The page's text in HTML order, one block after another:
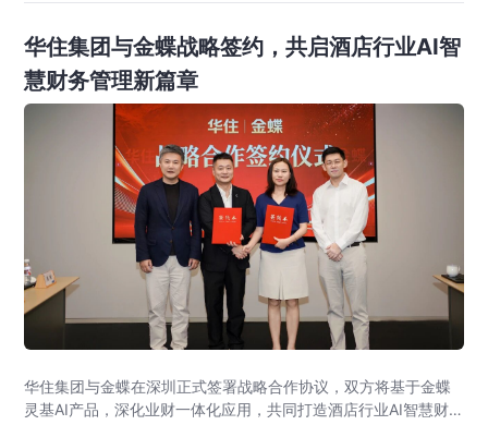
华住集团与金蝶战略签约，共启酒店行业AI智
慧财务管理新篇章
华住集团与金蝶在深圳正式签署战略合作协议，双方将基于金蝶
灵基AI产品，深化业财一体化应用，共同打造酒店行业AI智慧财